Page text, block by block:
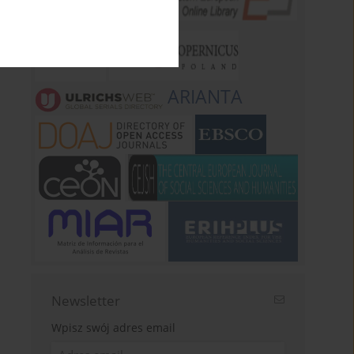
ARIANTA
Newsletter
Wpisz swój adres email